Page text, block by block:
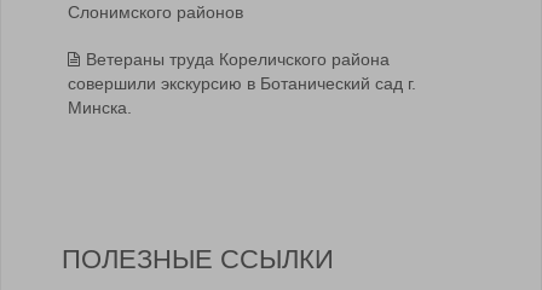
Слонимского районов
Ветераны труда Кореличского района
совершили экскурсию в Ботанический сад г.
Минска.
ПОЛЕЗНЫЕ ССЫЛКИ